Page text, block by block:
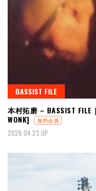
BASSIST FILE
本村拓磨 – BASSIST
WONK]
無料会員
2026.04.23 UP